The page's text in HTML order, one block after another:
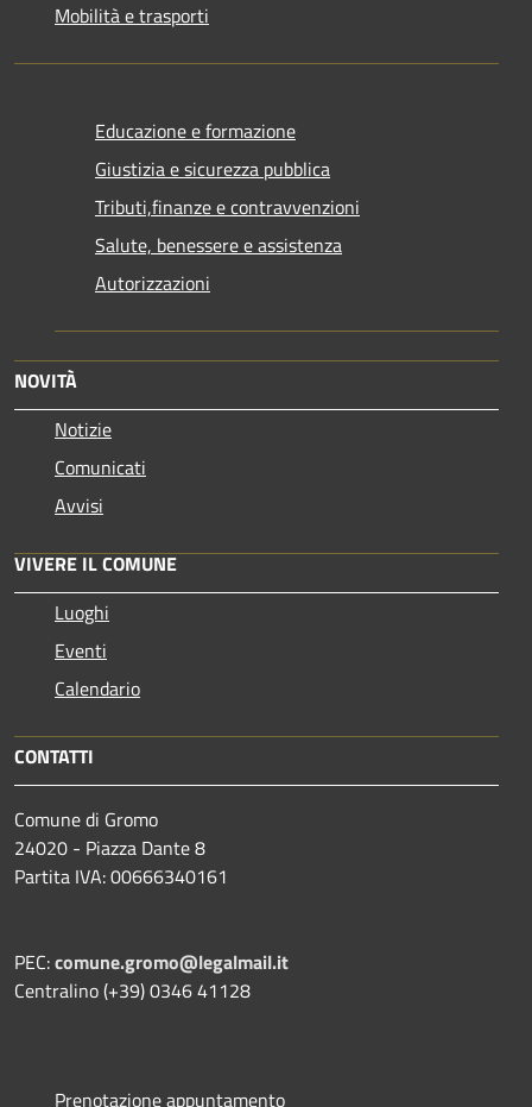
Mobilità e trasporti
Educazione e formazione
Giustizia e sicurezza pubblica
Tributi,finanze e contravvenzioni
Salute, benessere e assistenza
Autorizzazioni
NOVITÀ
Notizie
Comunicati
Avvisi
VIVERE IL COMUNE
Luoghi
Eventi
Calendario
CONTATTI
Comune di Gromo
24020 - Piazza Dante 8
Partita IVA: 00666340161
PEC:comune.gromo@legalmail.it
Centralino (+39) 0346 41128
Prenotazione appuntamento